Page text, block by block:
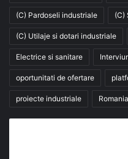
(C) Pardoseli industriale (C)
(C) Utilaje si dotari industriale
Electrice si sanitare
oportunitati de ofertare
proiecte industriale Romania